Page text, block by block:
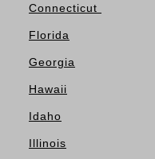
Connecticut
Florida
Georgia
Hawaii
Idaho
Illinois